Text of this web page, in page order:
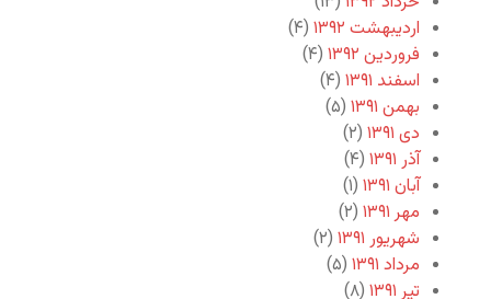
اردیبهشت ۱۳۹۲
(۴)
فروردین ۱۳۹۲
(۴)
اسفند ۱۳۹۱
(۴)
بهمن ۱۳۹۱
(۵)
دی ۱۳۹۱
(۲)
آذر ۱۳۹۱
(۴)
آبان ۱۳۹۱
(۱)
مهر ۱۳۹۱
(۲)
شهریور ۱۳۹۱
(۲)
مرداد ۱۳۹۱
(۵)
تیر ۱۳۹۱
(۸)